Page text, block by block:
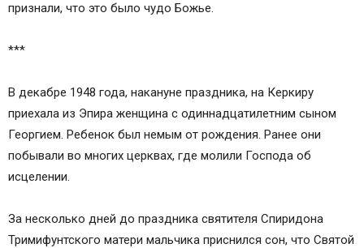
признали, что это было чудо Божье.
***
В декабре 1948 года, накануне праздника, на Керкиру
приехала из Эпира женщина с одиннадцатилетним сыном
Георгием. Ребенок был немым от рождения. Ранее они
побывали во многих церквах, где молили Господа об
исцелении.
За несколько дней до праздника святителя Спиридона
Тримифунтского матери мальчика приснился сон, что Святой